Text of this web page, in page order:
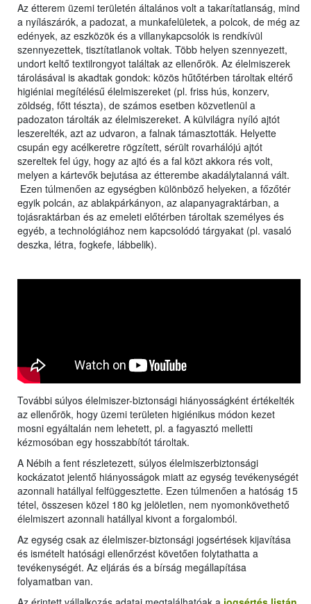
Az étterem üzemi területén általános volt a takarítatlanság, mind
a nyílászárók, a padozat, a munkafelületek, a polcok, de még az
edények, az eszközök és a villanykapcsolók is rendkívül
szennyezettek, tisztítatlanok voltak. Több helyen szennyezett,
undort keltő textilrongyot találtak az ellenőrök. Az élelmiszerek
tárolásával is akadtak gondok: közös hűtőtérben tároltak eltérő
higiéniai megítélésű élelmiszereket (pl. friss hús, konzerv,
zöldség, főtt tészta), de számos esetben közvetlenül a
padozaton tárolták az élelmiszereket. A külvilágra nyíló ajtót
leszerelték, azt az udvaron, a falnak támasztották. Helyette
csupán egy acélkeretre rögzített, sérült rovarhálójú ajtót
szereltek fel úgy, hogy az ajtó és a fal közt akkora rés volt,
melyen a kártevők bejutása az étterembe akadálytalanná vált.
Ezen túlmenően az egységben különböző helyeken, a főzőtér
egyik polcán, az ablakpárkányon, az alapanyagraktárban, a
tojásraktárban és az emeleti előtérben tároltak személyes és
egyéb, a technológiához nem kapcsolódó tárgyakat (pl. vasaló
deszka, létra, fogkefe, lábbelik).
További súlyos élelmiszer-biztonsági hiányosságként értékelték
az ellenőrök, hogy üzemi területen higiénikus módon kezet
mosni egyáltalán nem lehetett, pl. a fagyasztó melletti
kézmosóban egy hosszabbítót tároltak.
A Nébih a fent részletezett, súlyos élelmiszerbiztonsági
kockázatot jelentő hiányosságok miatt az egység tevékenységét
azonnali hatállyal felfüggesztette. Ezen túlmenően a hatóság 15
tétel, összesen közel 180 kg jelöletlen, nem nyomonkövethető
élelmiszert azonnali hatállyal kivont a forgalomból.
Az egység csak az élelmiszer-biztonsági jogsértések kijavítása
és ismételt hatósági ellenőrzést követően folytathatta a
tevékenységét. Az eljárás és a bírság megállapítása
folyamatban van.